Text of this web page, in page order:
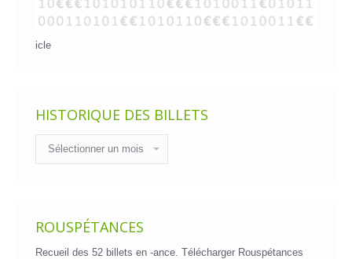
icle
HISTORIQUE DES BILLETS
des
billets
ROUSPÉTANCES
Recueil des 52 billets en -ance. Télécharger Rouspétances